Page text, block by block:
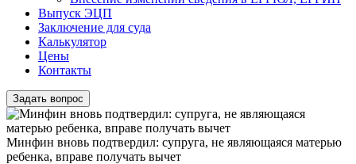
Выпуск ЭЦП
Заключение для суда
Калькулятор
Цены
Контакты
Задать вопрос
Минфин вновь подтвердил: супруга, не являющаяся матерью
ребенка, вправе получать вычет